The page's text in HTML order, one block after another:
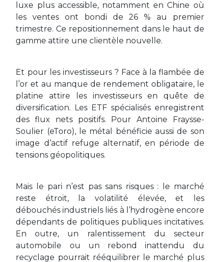
luxe plus accessible, notamment en Chine où
les ventes ont bondi de 26 % au premier
trimestre. Ce repositionnement dans le haut de
gamme attire une clientèle nouvelle.
Et pour les investisseurs ? Face à la flambée de
l’or et au manque de rendement obligataire, le
platine attire les investisseurs en quête de
diversification. Les ETF spécialisés enregistrent
des flux nets positifs. Pour Antoine Fraysse-
Soulier (eToro), le métal bénéficie aussi de son
image d’actif refuge alternatif, en période de
tensions géopolitiques.
Mais le pari n’est pas sans risques : le marché
reste étroit, la volatilité élevée, et les
débouchés industriels liés à l’hydrogène encore
dépendants de politiques publiques incitatives.
En outre, un ralentissement du secteur
automobile ou un rebond inattendu du
recyclage pourrait rééquilibrer le marché plus